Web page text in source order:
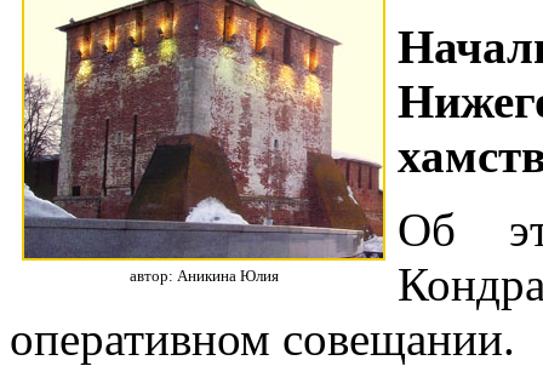
автор: Аникина Юлия
Об
оперативном совещании.